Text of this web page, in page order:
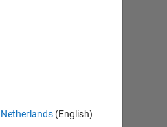
Netherlands (English)